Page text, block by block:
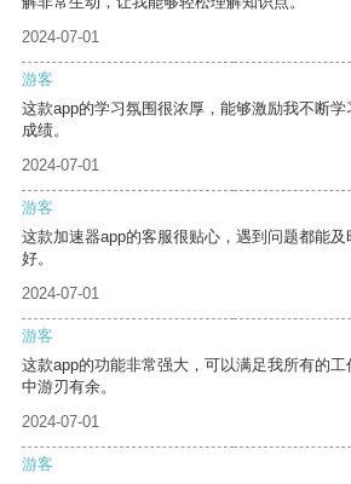
2024-07-01
游客
这款app的学习氛围很浓厚，能够激励我不断
成绩。
2024-07-01
游客
这款加速器app的客服很贴心，遇到问题都能
好。
2024-07-01
游客
这款app的功能非常强大，可以满足我所有的
中游刃有余。
2024-07-01
游客